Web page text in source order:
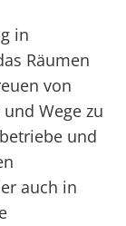
in
Räumen
von
Wege zu
und
auch in